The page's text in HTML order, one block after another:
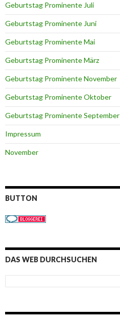
Geburtstag Prominente Juli
Geburtstag Prominente Juni
Geburtstag Prominente Mai
Geburtstag Prominente März
Geburtstag Prominente November
Geburtstag Prominente Oktober
Geburtstag Prominente September
Impressum
November
BUTTON
DAS WEB DURCHSUCHEN